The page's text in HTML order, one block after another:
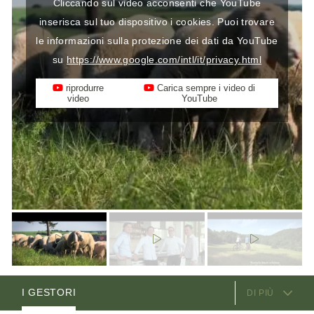
Cliccando sul video acconsenti che YouTube
inserisca sul tuo dispositivo i cookies. Puoi trovare
le informazioni sulla protezione dei dati da YouTube
su https://www.google.com/intl/it/privacy.html
riprodurre
video
Carica sempre i video di
YouTube
DI PIÙ
SERVIZI OFFERTI
CAMERE
VIDEO
I GESTORI